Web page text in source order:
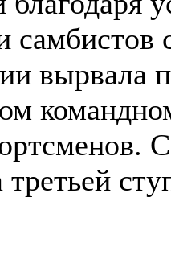
самбистов
вырвала